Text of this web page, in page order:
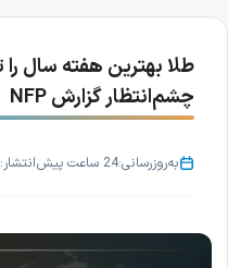
طلا بهترین هفته سال را
چشم‌انتظار گزارش NFP
به‌روزرسانی:24 ساعت پیش انتشار: